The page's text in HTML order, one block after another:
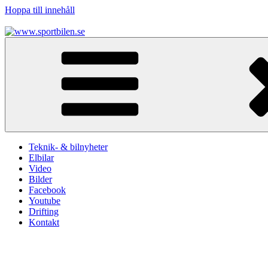
Hoppa till innehåll
www.sportbilen.se
Teknik- & bilnyheter
Elbilar
Video
Bilder
Facebook
Youtube
Drifting
Kontakt